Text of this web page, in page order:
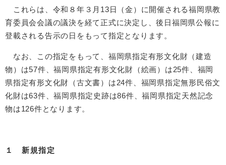
これらは、令和８年３月13日（金）に開催される福岡県教
育委員会会議の議決を経て正式に決定し、後日福岡県公報に
登載される告示の日をもって指定となります。
なお、この指定をもって、福岡県指定有形文化財（建造
物）は57件、福岡県指定有形文化財（絵画）は25件、福岡
県指定有形文化財（古文書）は24件、福岡県指定無形民俗文
化財は63件、福岡県指定史跡は86件、福岡県指定天然記念
物は126件となります。
１ 新規指定